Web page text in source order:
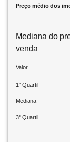
Preço médio dos
Mediana do
venda
Valor
1° Quartil
Mediana
3° Quartil